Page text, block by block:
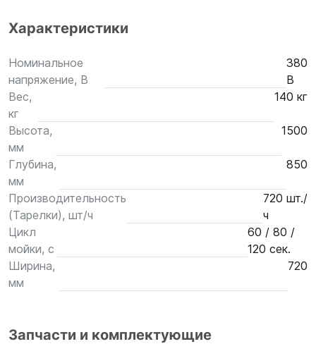
Характеристики
Номинальное
напряжение, В
380
В
Вес,
кг
140 кг
Высота,
мм
1500
Глубина,
мм
850
Производительность
(Тарелки), шт/ч
720 шт./
ч
Цикл
мойки, с
60 / 80 /
120 сек.
Ширина,
мм
720
Запчасти и комплектующие